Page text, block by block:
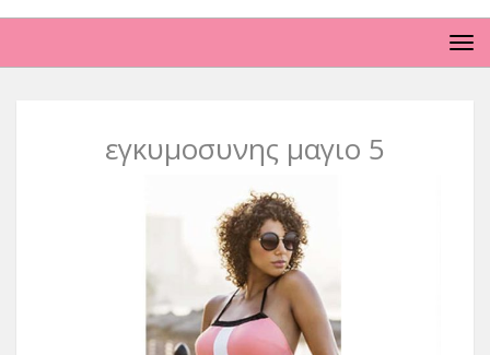
εγκυμοσυνης μαγιο 5